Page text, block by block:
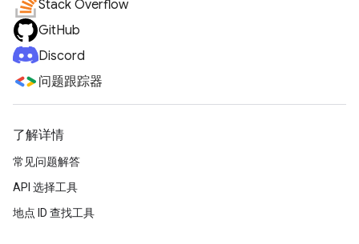
Stack Overflow
GitHub
Discord
问题跟踪器
了解详情
常见问题解答
API 选择工具
地点 ID 查找工具